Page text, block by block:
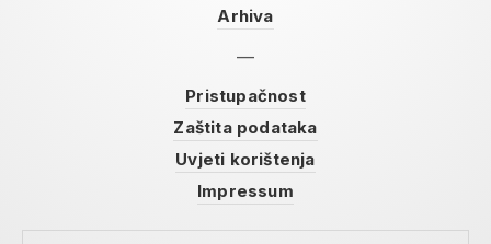
Arhiva
Pristupačnost
Zaštita podataka
Uvjeti korištenja
Impressum